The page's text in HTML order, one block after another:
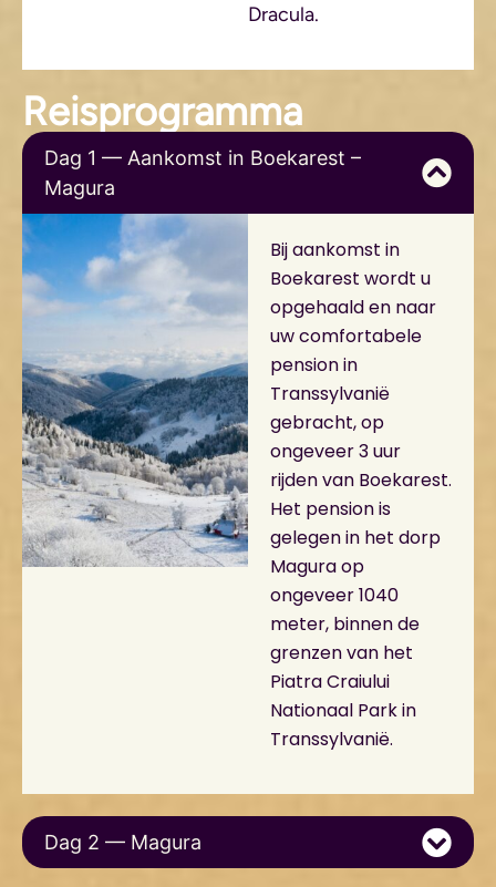
Dracula.
Reisprogramma
Dag 1 — Aankomst in Boekarest –
Magura
Bij aankomst in
Boekarest wordt u
opgehaald en naar
uw comfortabele
pension in
Transsylvanië
gebracht, op
ongeveer 3 uur
rijden van Boekarest.
Het pension is
gelegen in het dorp
Magura op
ongeveer 1040
meter, binnen de
grenzen van het
Piatra Craiului
Nationaal Park in
Transsylvanië.
Dag 2 — Magura